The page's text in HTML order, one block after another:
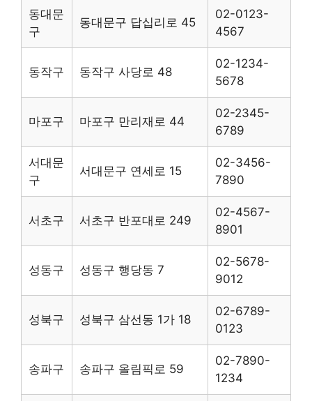
동대문
구
동대문구 답십리로 45
02-0123-
4567
동작구 동작구 사당로 48
02-1234-
5678
마포구 마포구 만리재로 44
02-2345-
6789
서대문
구
서대문구 연세로 15
02-3456-
7890
서초구 서초구 반포대로 249
02-4567-
8901
성동구 성동구 행당동 7
02-5678-
9012
성북구 성북구 삼선동 1가 18
02-6789-
0123
송파구 송파구 올림픽로 59
02-7890-
1234